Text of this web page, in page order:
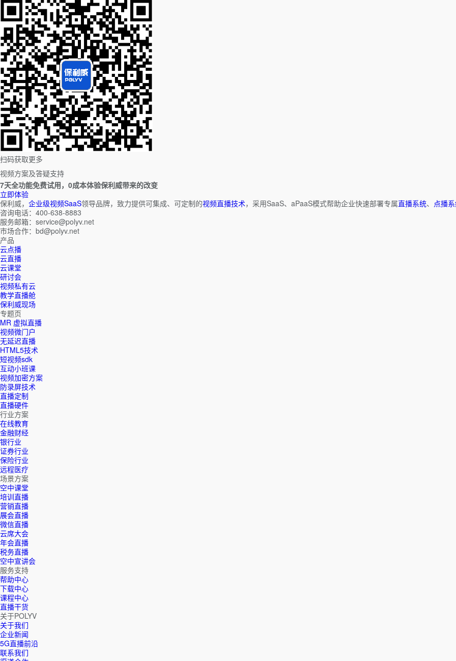
扫码获取更多
视频方案及答疑支持
7天全功能免费试用，0成本体验保利威带来的改变
立即体验
保利威， 企业级视频SaaS领导品牌，致力提供可集成、可定制的视频直播技术，采用SaaS、aPaaS模式帮助企业快速部署专属直播系统、 点播
咨询电话：400-638-8883
服务邮箱：service@polyv.net
市场合作：bd@polyv.net
产品
云点播
云直播
云课堂
研讨会
视频私有云
教学直播舱
保利威现场
专题页
MR 虚拟直播
视频微门户
无延迟直播
HTML5技术
短视频sdk
互动小班课
视频加密方案
防录屏技术
直播定制
直播硬件
行业方案
在线教育
金融财经
银行业
证券行业
保险行业
远程医疗
场景方案
空中课堂
培训直播
营销直播
展会直播
微信直播
云席大会
年会直播
税务直播
空中宣讲会
服务支持
帮助中心
下载中心
课程中心
直播干货
关于POLYV
关于我们
企业新闻
5G直播前沿
联系我们